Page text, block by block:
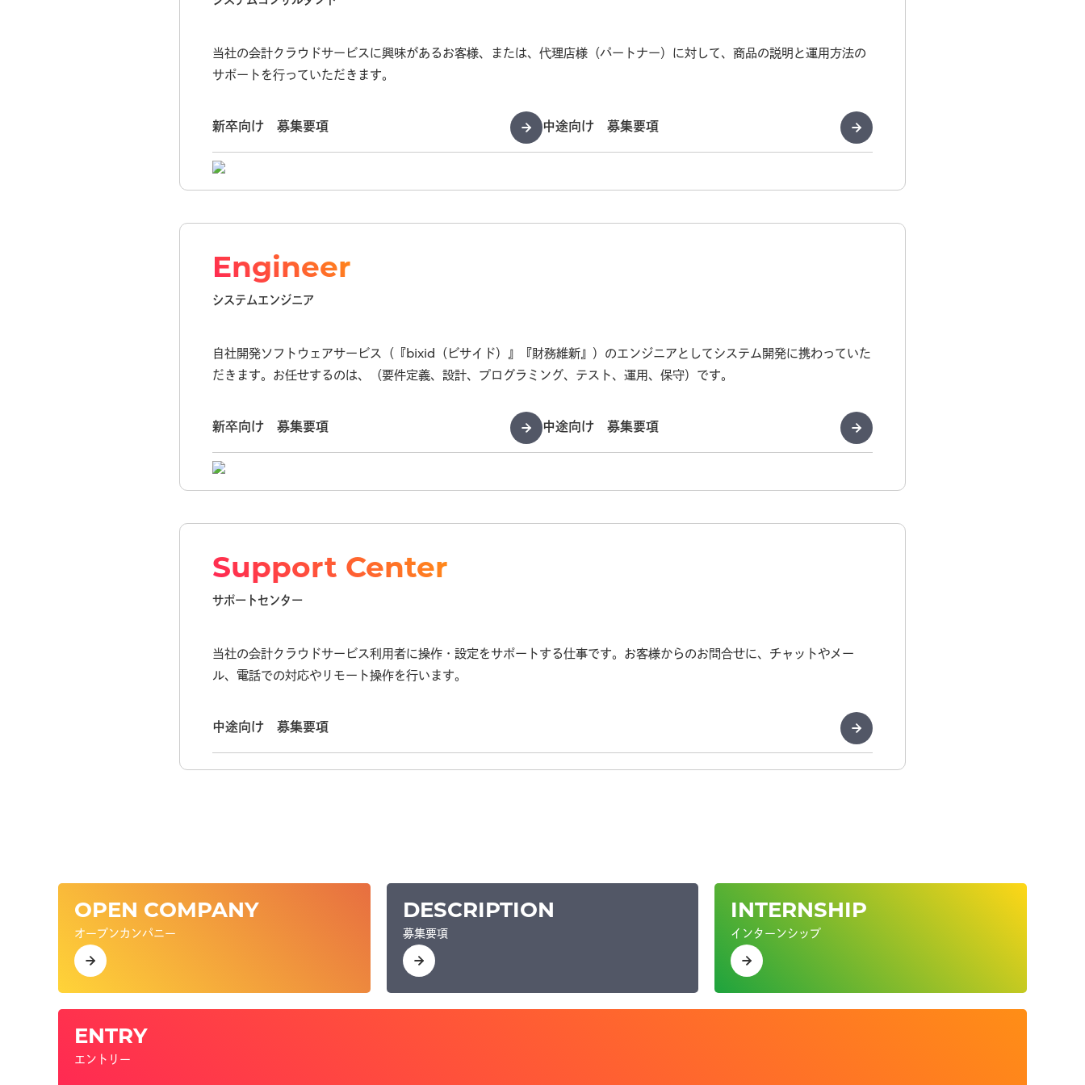
当社の会計クラウドサービスに興味があるお客様、または、代理店様（パートナー）に対して、商品の説明と運用方法の
サポートを行っていただきます。
新卒向け 募集要項 中途向け 募集要項
Engineer
システムエンジニア
自社開発ソフトウェアサービス（『bixid（ビサイド）』『財務維新』）のエンジニアとしてシステム開発に携わっていた
だきます。お任せするのは、（要件定義、設計、プログラミング、テスト、運用、保守）です。
新卒向け 募集要項 中途向け 募集要項
Support Center
サポートセンター
当社の会計クラウドサービス利用者に操作・設定をサポートする仕事です。お客様からのお問合せに、チャットやメー
ル、電話での対応やリモート操作を行います。
中途向け 募集要項
OPEN COMPANY
オープンカンパニー
DESCRIPTION
募集要項
INTERNSHIP
インターンシップ
ENTRY
エントリー